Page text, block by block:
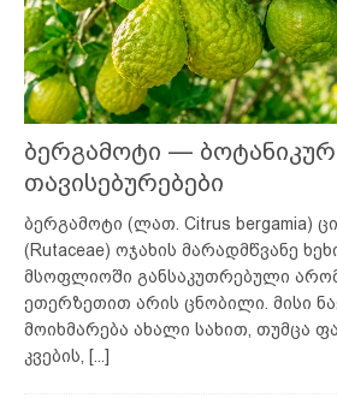
ბერგამოტი —
თავისებურებები
ბერგამოტი (ლათ. Citrus bergamia)
(Rutaceae) ოჯახის მარადმწვანე
მსოფლიოში განსაკუთრებული
ეთერზეთით არის ცნობილი. მისი
მოიხმარება ახალი სახით, თუმცა
კვების,
[...]